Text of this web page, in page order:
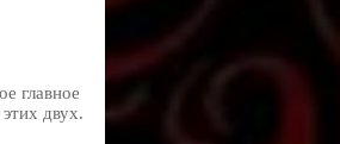
главное
двух.